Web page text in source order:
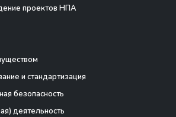
проектов НПА
и стандартизация
безопасность
деятельность